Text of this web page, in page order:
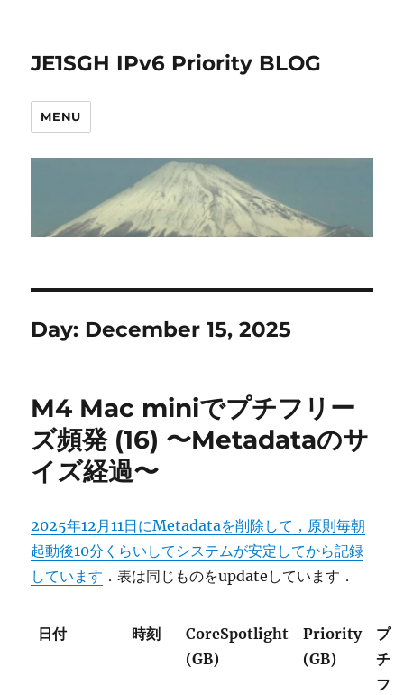
JE1SGH IPv6 Priority BLOG
MENU
Day: December 15, 2025
M4 Mac miniでプチフリー
ズ頻発 (16) 〜Metadataのサ
イズ経過〜
2025年12月11日にMetadataを削除して，原則毎朝
起動後10分くらいしてシステムが安定してから記録
しています ．表は同じものをupdateしています．
日付 時刻
CoreSpotlight
(GB)
Priority
(GB)
プ
チ
フ